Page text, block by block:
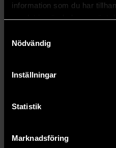
information som du har
samlat in när du har använt
Nödvändig
Inställningar
Statistik
Marknadsföring
Vocaloid